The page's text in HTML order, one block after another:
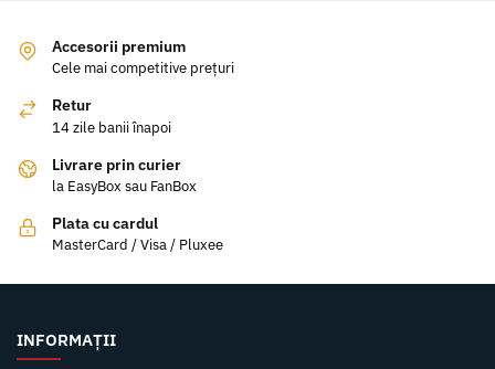
Accesorii premium
Cele mai competitive prețuri
Retur
14 zile banii înapoi
Livrare prin curier
la EasyBox sau FanBox
Plata cu cardul
MasterCard / Visa / Pluxee
INFORMAȚII